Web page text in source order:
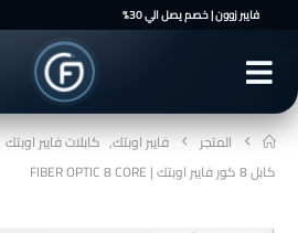
فايبر زوون | خصم يصل الي 30%
المتجر فايبر اوبتك, كابلات فايبر اوبتك
كابل 8 كور فايبر اوبتك | FIBER OPTIC 8 CORE